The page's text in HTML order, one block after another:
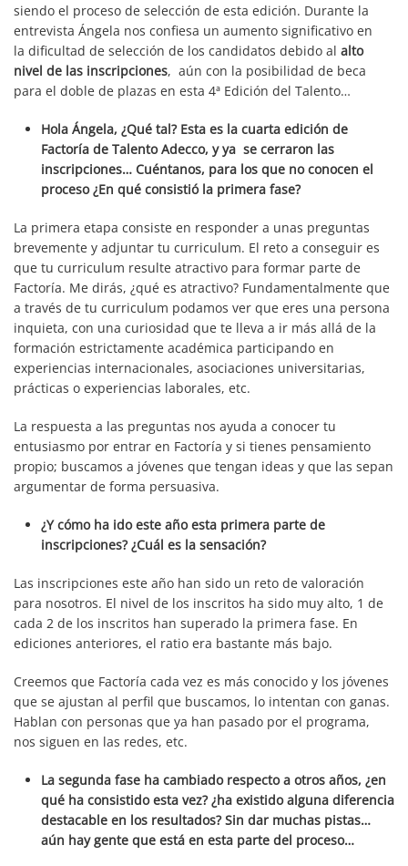
siendo el proceso de selección de esta edición. Durante la
entrevista Ángela nos confiesa un aumento significativo en
la dificultad de selección de los candidatos debido al alto
nivel de las inscripciones, aún con la posibilidad de beca
para el doble de plazas en esta 4ª Edición del Talento…
Hola Ángela, ¿Qué tal? Esta es la cuarta edición de
Factoría de Talento Adecco, y ya se cerraron las
inscripciones… Cuéntanos, para los que no conocen el
proceso ¿En qué consistió la primera fase?
La primera etapa consiste en responder a unas preguntas
brevemente y adjuntar tu curriculum. El reto a conseguir es
que tu curriculum resulte atractivo para formar parte de
Factoría. Me dirás, ¿qué es atractivo? Fundamentalmente que
a través de tu curriculum podamos ver que eres una persona
inquieta, con una curiosidad que te lleva a ir más allá de la
formación estrictamente académica participando en
experiencias internacionales, asociaciones universitarias,
prácticas o experiencias laborales, etc.
La respuesta a las preguntas nos ayuda a conocer tu
entusiasmo por entrar en Factoría y si tienes pensamiento
propio; buscamos a jóvenes que tengan ideas y que las sepan
argumentar de forma persuasiva.
¿Y cómo ha ido este año esta primera parte de
inscripciones? ¿Cuál es la sensación?
Las inscripciones este año han sido un reto de valoración
para nosotros. El nivel de los inscritos ha sido muy alto, 1 de
cada 2 de los inscritos han superado la primera fase. En
ediciones anteriores, el ratio era bastante más bajo.
Creemos que Factoría cada vez es más conocido y los jóvenes
que se ajustan al perfil que buscamos, lo intentan con ganas.
Hablan con personas que ya han pasado por el programa,
nos siguen en las redes, etc.
La segunda fase ha cambiado respecto a otros años, ¿en
qué ha consistido esta vez? ¿ha existido alguna diferencia
destacable en los resultados? Sin dar muchas pistas…
aún hay gente que está en esta parte del proceso…